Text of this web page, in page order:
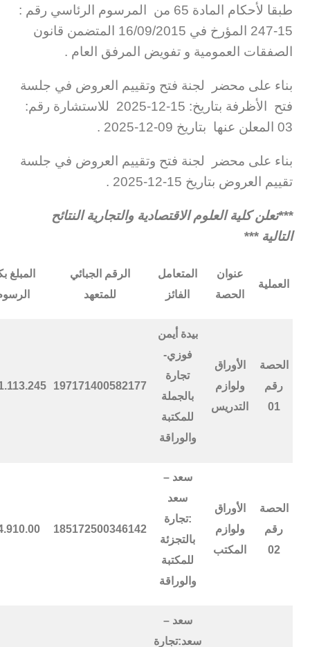
طبقا لأحكام المادة 65 من المرسوم الرئاسي رقم :
15-247 المؤرخ في 16/09/2015 المتضمن قانون
الصفقات العمومية و تفويض المرفق العام .
بناء على محضر لجنة فتح وتقييم العروض في جلسة
فتح الأظرفة بتاريخ: 15-12-2025 للاستشارة رقم:
03 المعلن عنها بتاريخ 09-12-2025 .
بناء على محضر لجنة فتح وتقييم العروض في جلسة
تقييم العروض بتاريخ 15-12-2025 .
***تعلن كلية العلوم الاقتصادية والتجارية النتائح
التالية ***
العملية
عنوان
الحصة
المتعامل
الفائز
الرقم الجبائي
للمتعهد
المبلغ
الحصة
رقم
01
الأوراق
ولوازم
التدريس
بيدة أيمن
فوزي-
تجارة
بالجملة
للمكتبة
والوراقة
197171400582177
الحصة
رقم
02
الأوراق
ولوازم
المكتب
سعد –
سعد
:تجارة
بالتجزئة
للمكتبة
والوراقة
185172500346142
سعد –
سعد:تجارة